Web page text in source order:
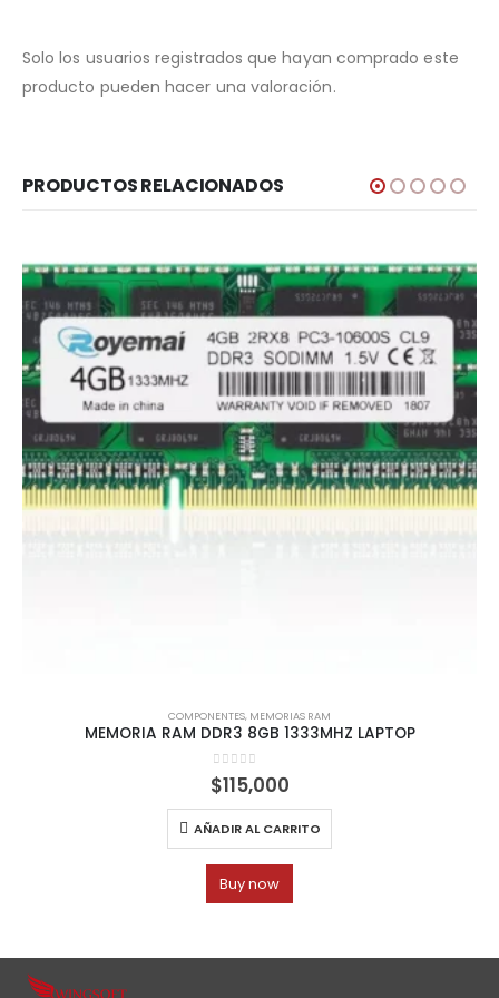
Solo los usuarios registrados que hayan comprado este
producto pueden hacer una valoración.
PRODUCTOS RELACIONADOS
COMPONENTES, MEMORIAS RAM
MEMORIA RAM DDR3 8GB 1333MHZ LAPTOP
0out of 5
$115,000
AÑADIR AL CARRITO
Buy now